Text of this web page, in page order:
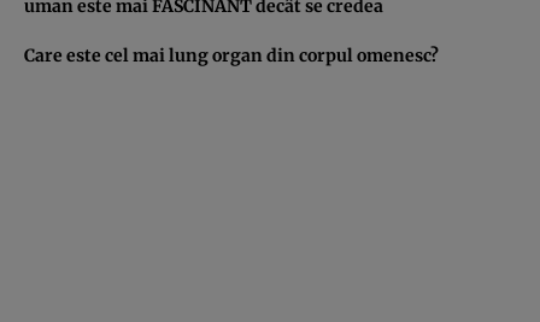
uman este mai FASCINANT decât se credea
Care este cel mai lung organ din corpul omenesc?